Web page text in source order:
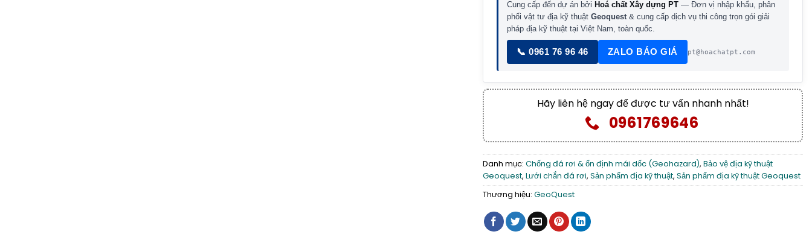
Cung cấp đến dự án bởi Hoá chất Xây dựng PT — Đơn vị nhập khẩu, phân
phối vật tư địa kỹ thuật Geoquest& cung cấp dịch vụ thi công trọn gói giải
pháp địa kỹ thuật tại Việt Nam, toàn quốc.
📞 0961 76 96 46 ZALO BÁO GIÁ pt@hoachatpt.com
Hãy liên hệ ngay để được tư vấn nhanh nhất!
0961769646
Danh mục: Chống đá rơi & ổn định mái dốc (Geohazard), Bảo vệ địa kỹ thuật
Geoquest, Lưới chắn đá rơi, Sản phẩm địa kỹ thuật, Sản phẩm địa kỹ thuật Geoquest
Thương hiệu: GeoQuest